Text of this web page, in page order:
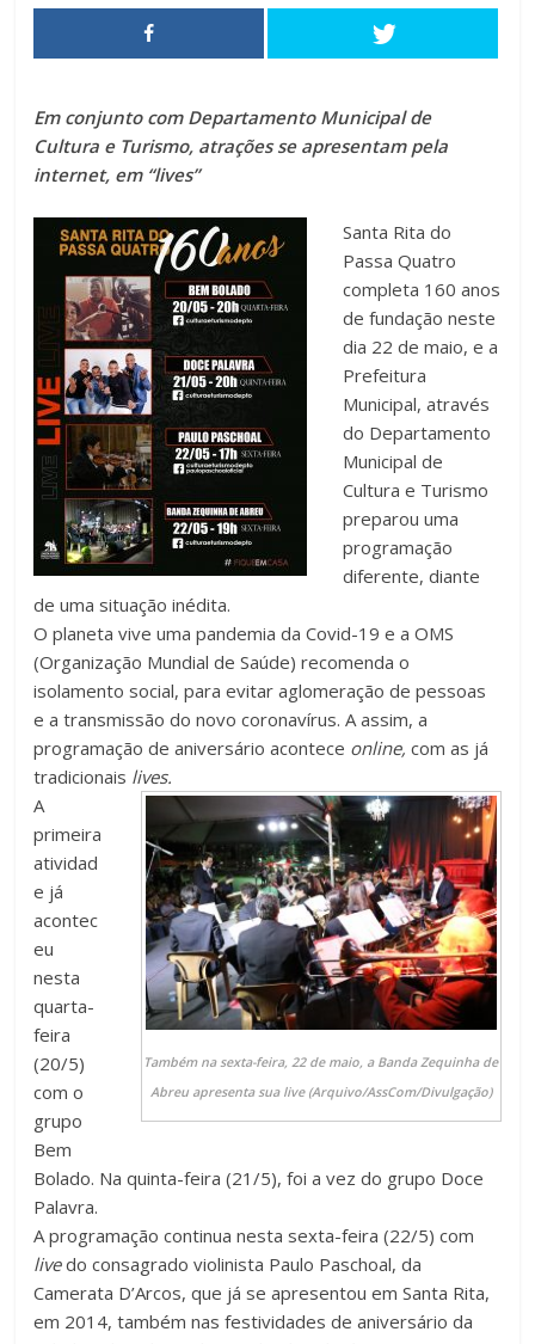
Em conjunto com Departamento Municipal de
Cultura e Turismo, atrações se apresentam pela
internet, em “lives”
Santa Rita do
Passa Quatro
completa 160 anos
de fundação neste
dia 22 de maio, e a
Prefeitura
Municipal, através
do Departamento
Municipal de
Cultura e Turismo
preparou uma
programação
diferente, diante
de uma situação inédita.
O planeta vive uma pandemia da Covid-19 e a OMS
(Organização Mundial de Saúde) recomenda o
isolamento social, para evitar aglomeração de pessoas
e a transmissão do novo coronavírus. A assim, a
programação de aniversário acontece online,com as já
tradicionais lives.
Também na sexta-feira, 22 de maio, a Banda Zequinha de
Abreu apresenta sua live (Arquivo/AssCom/Divulgação)
A
primeira
atividad
e já
acontec
eu
nesta
quarta-
feira
(20/5)
com o
grupo
Bem
Bolado. Na quinta-feira (21/5), foi a vez do grupo Doce
Palavra.
A programação continua nesta sexta-feira (22/5) com
livedo consagrado violinista Paulo Paschoal, da
Camerata D’Arcos, que já se apresentou em Santa Rita,
em 2014, também nas festividades de aniversário da